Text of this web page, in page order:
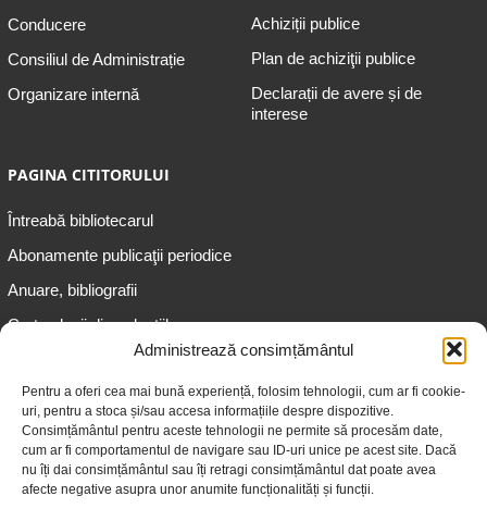
Administrează consimțământul
Pentru a oferi cea mai bună experiență, folosim tehnologii, cum ar fi cookie-
uri, pentru a stoca și/sau accesa informațiile despre dispozitive.
Consimțământul pentru aceste tehnologii ne permite să procesăm date,
cum ar fi comportamentul de navigare sau ID-uri unice pe acest site. Dacă
nu îți dai consimțământul sau îți retragi consimțământul dat poate avea
afecte negative asupra unor anumite funcționalități și funcții.
Conducere
Consiliul de Administrație
Organizare internă
Achiziții publice
Plan de achiziţii publice
Declarații de avere și de
interese
PAGINA CITITORULUI
Întreabă bibliotecarul
Abonamente publicaţii periodice
Anuare, bibliografii
Cartea lunii din colecțiile
Informații pentru adolescenți
Informații pentru adulți
Informații pentru seniori